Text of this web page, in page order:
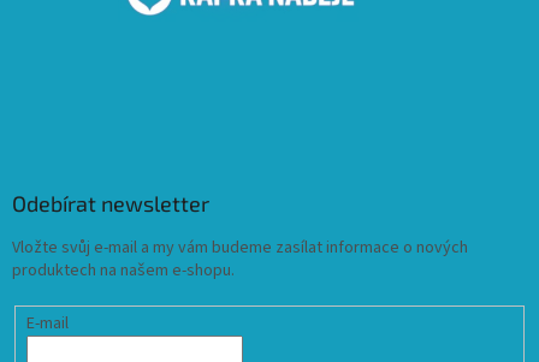
Odebírat newsletter
Vložte svůj e-mail a my vám budeme zasílat informace o nových
produktech na našem e-shopu.
E-mail